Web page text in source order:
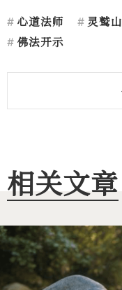
心道法师 灵鹫山
佛法开示
相关文章